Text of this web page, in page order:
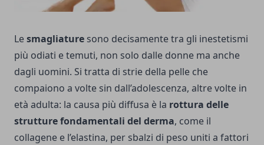
Lesmagliature sono decisamente tra gli inestetismi
più odiati e temuti, non solo dalle donne ma anche
dagli uomini. Si tratta di strie della pelle che
compaiono a volte sin dall’adolescenza, altre volte in
età adulta: la causa più diffusa è la rottura delle
strutture fondamentali del derma, come il
collagene e l’elastina, per sbalzi di peso uniti a fattori